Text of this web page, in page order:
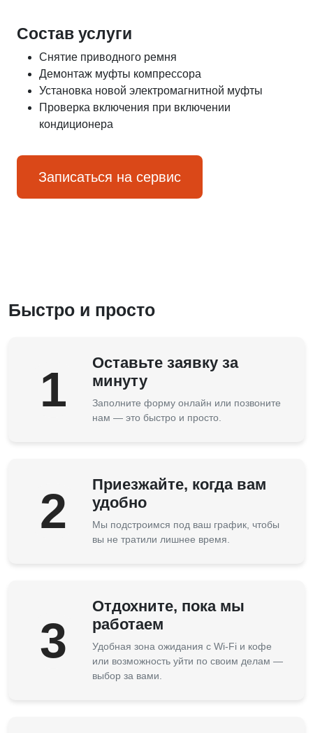
Состав услуги
Снятие приводного ремня
Демонтаж муфты компрессора
Установка новой электромагнитной муфты
Проверка включения при включении
кондиционера
Записаться на сервис
Быстро и просто
1
Оставьте заявку за
минуту
Заполните форму онлайн или позвоните
нам — это быстро и просто.
2
Приезжайте, когда вам
удобно
Мы подстроимся под ваш график, чтобы
вы не тратили лишнее время.
3
Отдохните, пока мы
работаем
Удобная зона ожидания с Wi-Fi и кофе
или возможность уйти по своим делам —
выбор за вами.